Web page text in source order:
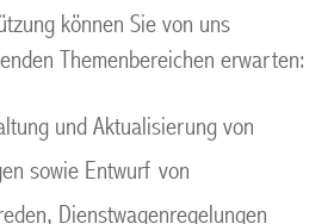
können Sie von uns
Themenbereichen erwarten:
und Aktualisierung von
sowie Entwurf von
Dienstwagenregelungen